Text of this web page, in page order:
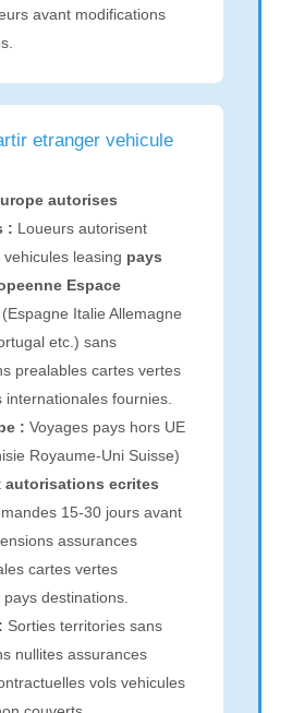
avant modifications
etranger vehicule
autorises
: Loueurs autorisent
leasing pays
Espace
(Espagne Italie Allemagne
etc.) sans
prealables cartes vertes
internationales fournies.
: Voyages pays hors UE
Royaume-Uni Suisse)
autorisations ecrites
15-30 jours avant
assurances
cartes vertes
destinations.
Sorties territories sans
nullites assurances
vols vehicules